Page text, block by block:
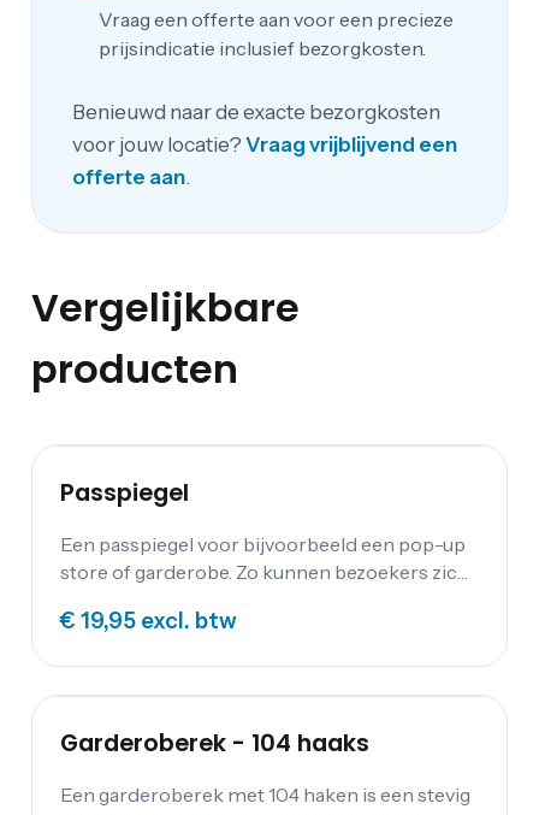
Vraag een offerte aan voor een precieze
prijsindicatie inclusief bezorgkosten.
Benieuwd naar de exacte bezorgkosten
voor jouw locatie?Vraag vrijblijvend een
offerte aan.
Vergelijkbare
producten
Passpiegel
Een passpiegel voor bijvoorbeeld een pop-up
store of garderobe. Zo kunnen bezoekers zich
€ 19,95 excl. btw
Garderoberek - 104 haaks
Een garderoberek met 104 haken is een stevig